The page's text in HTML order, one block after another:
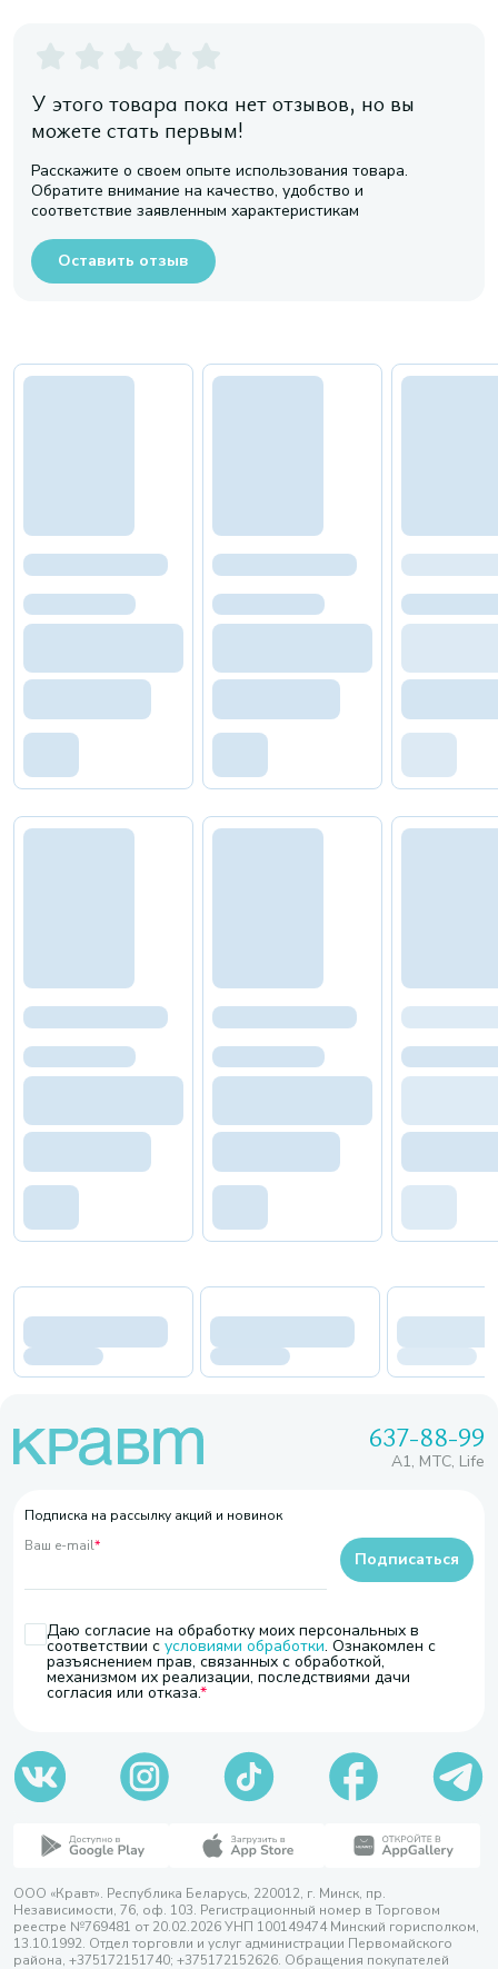
У этого товара пока нет отзывов, но вы
можете стать первым!
Расскажите о своем опыте использования товара.
Обратите внимание на качество, удобство и
соответствие заявленным характеристикам
Оставить отзыв
637-88-99
A1, МТС, Life
Подписка на рассылку акций и новинок
Ваш e-mail*
Даю согласие на обработку моих персональных в
соответствии с условиями обработки. Ознакомлен с
разъяснением прав, связанных с обработкой,
механизмом их реализации, последствиями дачи
согласия или отказа.
Подписаться
ООО «Кравт». Республика Беларусь, 220012, г. Минск, пр.
Независимости, 76, оф. 103. Регистрационный номер в Торговом
реестре №769481 от 20.02.2026 УНП 100149474 Минский горисполком,
13.10.1992. Отдел торговли и услуг администрации Первомайского
района, +375172151740; +375172152626. Обращения покупателей